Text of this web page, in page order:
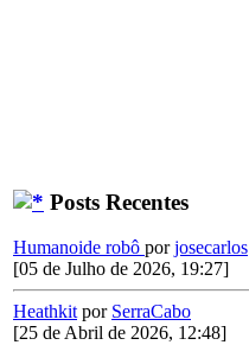
Posts Recentes
Humanoide robô porjosecarlos
[05 de Julho de 2026, 19:27]
Heathkit por SerraCabo
[25 de Abril de 2026, 12:48]